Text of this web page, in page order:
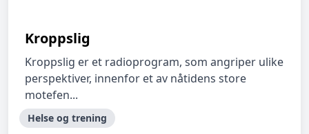
Kroppslig
Kroppslig er et radioprogram, som angriper ulike
perspektiver, innenfor et av nåtidens store
motefen...
Helse og trening